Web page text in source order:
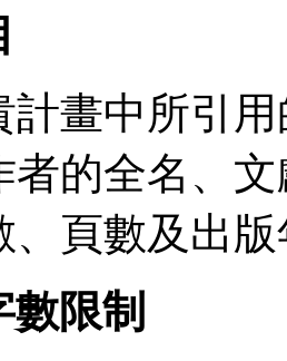
計畫中所引
者的全名、
、頁數及出
限制